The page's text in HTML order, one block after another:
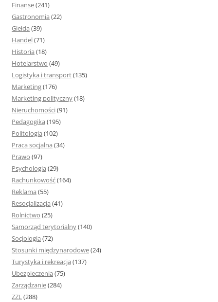
Finanse(241)
Gastronomia (22)
Giełda (39)
Handel(71)
Historia (18)
Hotelarstwo (49)
Logistyka i transport(135)
Marketing(176)
Marketing polityczny(18)
Nieruchomości(91)
Pedagogika (195)
Politologia (102)
Praca socjalna (34)
Prawo (97)
Psychologia (29)
Rachunkowość(164)
Reklama (55)
Resocjalizacja (41)
Rolnictwo (25)
Samorząd terytorialny(140)
Socjologia (72)
Stosunki międzynarodowe(24)
Turystyka i rekreacja (137)
Ubezpieczenia (75)
Zarządzanie(284)
ZZL(288)